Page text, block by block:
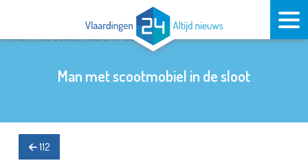
Man met scootmobiel in de sloot
112